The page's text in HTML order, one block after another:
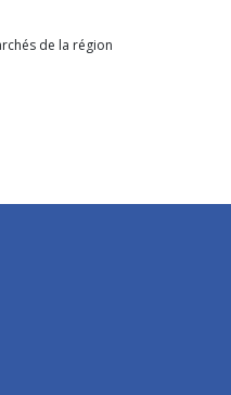
de la région